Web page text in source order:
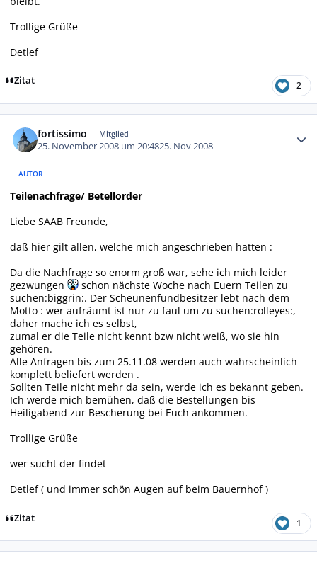
Trollige Grüße
Detlef
Zitat 2
fortissimo Mitglied
25. November 2008 um 20:4825. Nov 2008
AUTOR
Teilenachfrage/ Betellorder
Liebe SAAB Freunde,
daß hier gilt allen, welche mich angeschrieben hatten :
Da die Nachfrage so enorm groß war, sehe ich mich leider
gezwungen
schon nächste Woche nach Euern Teilen zu
suchen:biggrin:. Der Scheunenfundbesitzer lebt nach dem
Motto : wer aufräumt ist nur zu faul um zu suchen:rolleyes:,
daher mache ich es selbst,
zumal er die Teile nicht kennt bzw nicht weiß, wo sie hin
gehören.
Alle Anfragen bis zum 25.11.08 werden auch wahrscheinlich
komplett beliefert werden .
Sollten Teile nicht mehr da sein, werde ich es bekannt geben.
Ich werde mich bemühen, daß die Bestellungen bis
Heiligabend zur Bescherung bei Euch ankommen.
Trollige Grüße
wer sucht der findet
Detlef ( und immer schön Augen auf beim Bauernhof )
Zitat 1